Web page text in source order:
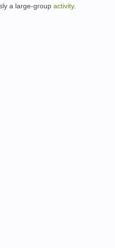
a large-group activity.